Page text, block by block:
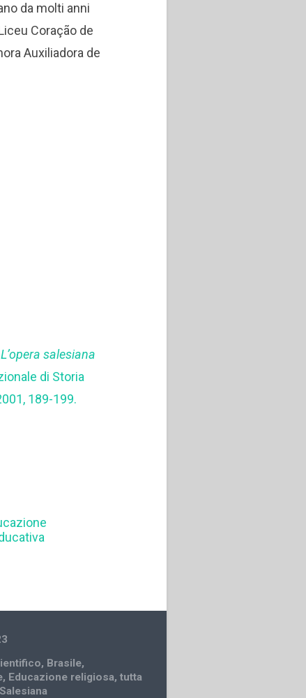
da molti anni
Coração de
Auxiliadora de
L’opera salesiana
di Storia
189-199.
, Brasile,
, Educazione religiosa,tutta